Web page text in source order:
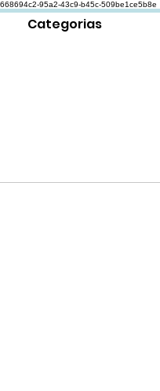
668694c2-95a2-43c9-b45c-509be1ce5b8e
Categorias